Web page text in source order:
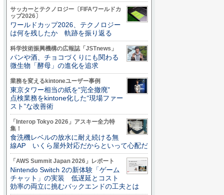
サッカーとテクノロジー〔FIFAワールドカ
ップ2026〕
ワールドカップ2026、テクノロジー
は何を残したか 軌跡を振り返る
科学技術振興機構の広報誌「JSTnews」
パンや酒、チョコづくりにも関わる
微生物「酵母」の進化を追求
業務を変えるkintoneユーザー事例
東京タワー相当の紙を“完全撤廃”
点検業務をkintone化した“現場ファー
スト”な改善術
「Interop Tokyo 2026」アスキー全力特
集！
食洗機レベルの放水に耐え続ける無
線AP いくら屋外対応だからといって心配だ
「AWS Summit Japan 2026」レポート
Nintendo Switch 2の新体験「ゲーム
チャット」の実装 低遅延とコスト
効率の両立に挑むバックエンドの工夫とは